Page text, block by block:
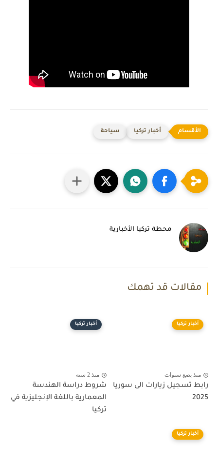
أخبار تركيا سياحة
محطة تركيا الأخبارية
مقالات قد تهمك
أخبار تركيا
منذ بضع سنوات
رابط تسجيل زيارات الى سوريا
2025
أخبار تركيا
منذ 2 سنة
شروط دراسة الهندسة
المعمارية باللغة الإنجليزية في
تركيا
أخبار تركيا